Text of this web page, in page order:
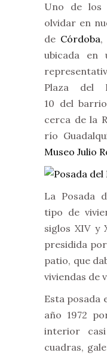
Uno de los
olvidar en
de Córdoba,
ubicada en
Plaza del
10 del
cerca de la
río
Museo Julio
La Posada
tipo de
siglos XIV y
presidida
patio, que
viviendas de
Esta posada
año 1972
interior
cuadras,